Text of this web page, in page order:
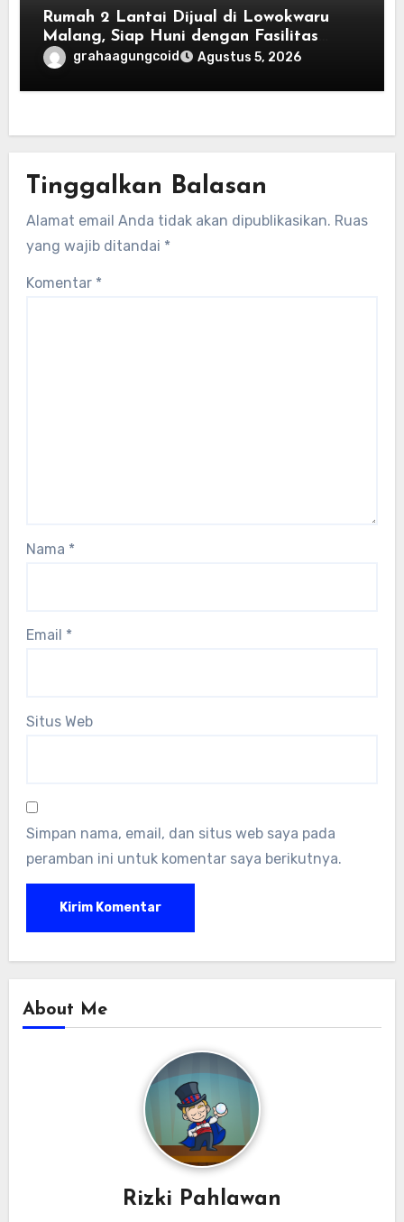
Rumah 2 Lantai Dijual di Lowokwaru
Malang, Siap Huni dengan Fasilitas
Premium | Graha Agung by Tomoland
grahaagungcoid Agustus 5, 2026
Tinggalkan Balasan
Alamat email Anda tidak akan dipublikasikan. Ruas
yang wajib ditandai *
Komentar *
Nama *
Email *
Situs Web
Simpan nama, email, dan situs web saya pada
peramban ini untuk komentar saya berikutnya.
About Me
Rizki Pahlawan